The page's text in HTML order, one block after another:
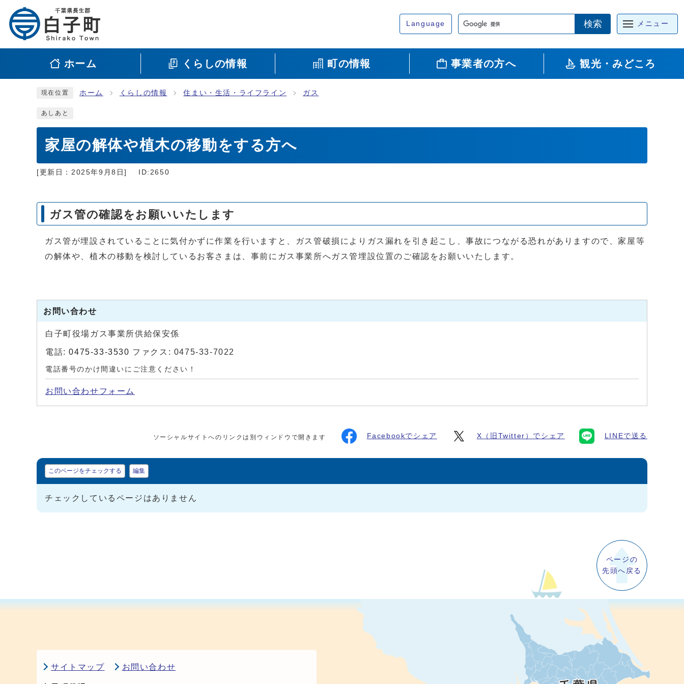
Language 検索 メニュー
ホーム くらしの情報 町の情報 事業者の方へ 観光・みどころ
現在位置 ホーム くらしの情報 住まい・生活・ライフライン ガス
あしあと
家屋の解体や植木の移動をする方へ
[更新日： 2025年9月8日] ID:2650
ガス管の確認をお願いいたします
ガス管が埋設されていることに気付かずに作業を行いますと、ガス管破損によりガス漏れを引き起こし、事故につながる恐れがありますので、家屋等
の解体や、植木の移動を検討しているお客さまは、事前にガス事業所へガス管埋設位置のご確認をお願いいたします。
お問い合わせ
白子町役場ガス事業所供給保安係
電話:0475-33-3530 ファクス: 0475-33-7022
電話番号のかけ間違いにご注意ください！
お問い合わせフォーム
ソーシャルサイトへのリンクは別ウィンドウで開きます Facebookでシェア X（旧Twitter）でシェア LINEで送る
マイページ
このページをチェックする 編集
チェックしているページはありません
ページの
先頭へ戻る
サイトマップ お問い合わせ